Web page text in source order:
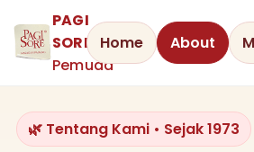
PAGI
SORE
Pemuda
Home About
🌿 Tentang Kami • Sejak 1973